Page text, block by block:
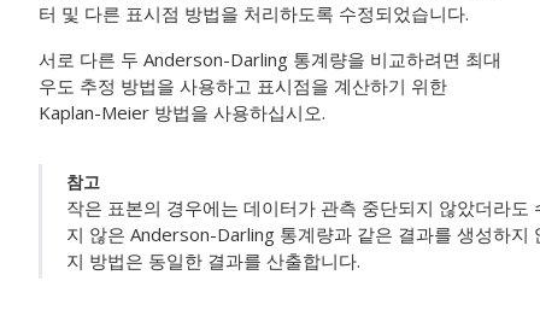
터 및 다른 표시점 방법을 처리하도록 수정되었습니다.
서로 다른 두 Anderson-Darling 통계량을 비교하려면 최대
우도 추정 방법을 사용하고 표시점을 계산하기 위한
Kaplan-Meier 방법을 사용하십시오.
참고
작은 표본의 경우에는 데이터가 관측 중단되지 않았더라
지 않은 Anderson-Darling 통계량과 같은 결과를 생성하지
지 방법은 동일한 결과를 산출합니다.